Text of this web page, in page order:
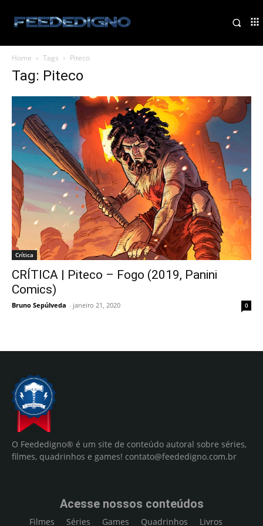
Home Tags Piteco
Tag: Piteco
Crítica
CRÍTICA | Piteco – Fogo (2019, Panini
Comics)
Bruno Sepúlveda - janeiro 21, 2020 0
O Feededigno® é um site de conteúdo autoral sobre séries,
filmes, quadrinhos e games! contato@feededigno.com.br
Acesse nossos conteúdos
Filmes Séries Games Quadrinhos Livros